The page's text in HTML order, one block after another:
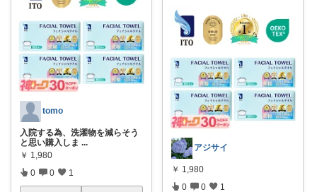
tomo
入院する為、洗濯物を減らそう
と思い購入しま ...
￥ 1,980
0 0 1
アジサイ
￥ 1,980
0 0 1